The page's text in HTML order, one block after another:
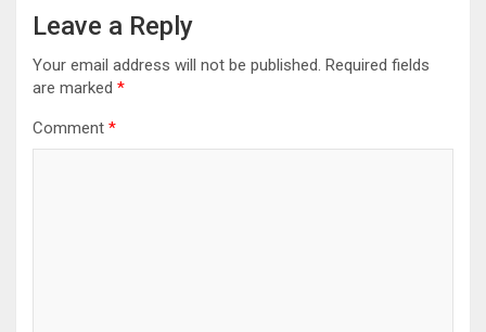
Leave a Reply
Your email address will not be published. Required fields
are marked *
Comment *